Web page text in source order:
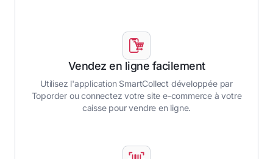
Vendez en ligne facilement
Utilisez l'application SmartCollect développée par
Toporder ou connectez votre site e-commerce à votre
caisse pour vendre en ligne.